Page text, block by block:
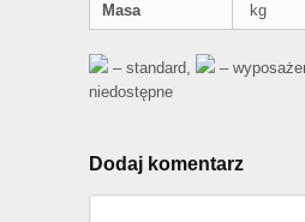
Masa kg
– standard, –
niedostępne
Dodaj komentarz